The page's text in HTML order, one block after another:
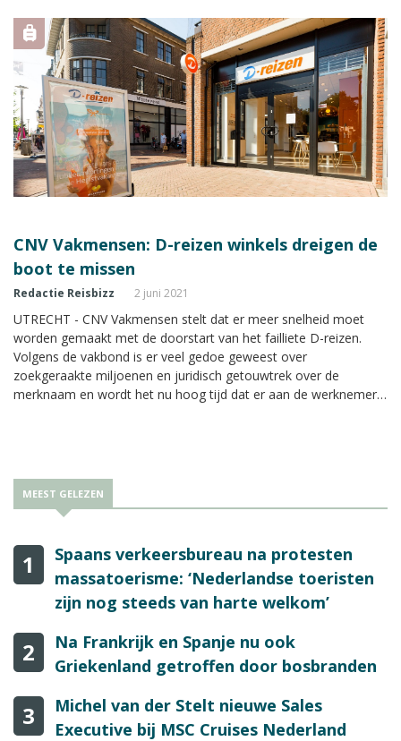
CNV Vakmensen: D-reizen winkels dreigen de
boot te missen
Redactie Reisbizz 2 juni 2021
UTRECHT - CNV Vakmensen stelt dat er meer snelheid moet
worden gemaakt met de doorstart van het failliete D-reizen.
Volgens de vakbond is er veel gedoe geweest over
zoekgeraakte miljoenen en juridisch getouwtrek over de
merknaam en wordt het nu hoog tijd dat er aan de werknemers
MEEST GELEZEN
1
Spaans verkeersbureau na protesten
massatoerisme: ‘Nederlandse toeristen
zijn nog steeds van harte welkom’
2
Na Frankrijk en Spanje nu ook
Griekenland getroffen door bosbranden
3
Michel van der Stelt nieuwe Sales
Executive bij MSC Cruises Nederland